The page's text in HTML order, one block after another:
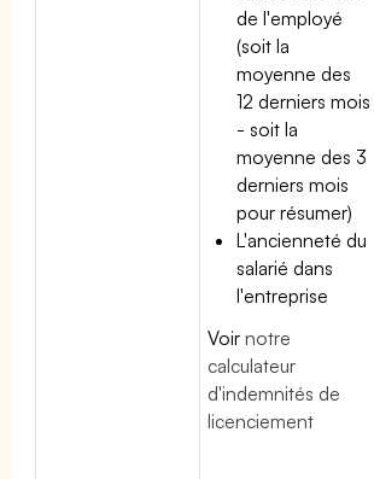
de l'employé
(soit la
moyenne des
12 derniers mois
- soit la
moyenne des 3
derniers mois
pour résumer)
L'ancienneté du
salarié dans
l'entreprise
Voirnotre
calculateur
d'indemnités de
licenciement